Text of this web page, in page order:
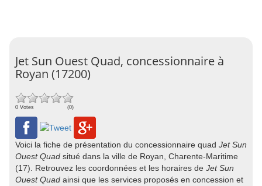
Jet Sun Ouest Quad, concessionnaire à
Royan (17200)
0 Votes (0)
Voici la fiche de présentation du concessionnaire quad Jet Sun
Ouest Quad situé dans la ville de Royan, Charente-Maritime
(17). Retrouvez les coordonnées et les horaires de Jet Sun
Ouest Quad ainsi que les services proposés en concession et